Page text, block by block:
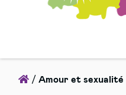
Accueil
/ Amour et sexualité